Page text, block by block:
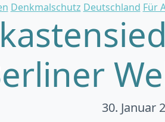
Denkmalschutz Deutschland Für
30. Januar